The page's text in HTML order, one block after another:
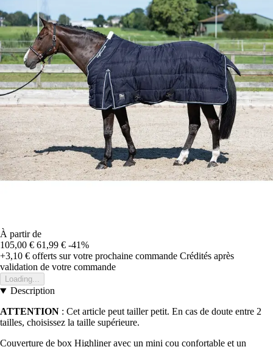
À partir de
105,00 € 61,99 € -41%
+3,10 € offerts sur votre prochaine commande Crédités après
validation de votre commande
Loading...
Description
ATTENTION : Cet article peut tailler petit. En cas de doute entre 2
tailles, choisissez la taille supérieure.
Couverture de box Highliner avec un mini cou confortable et un